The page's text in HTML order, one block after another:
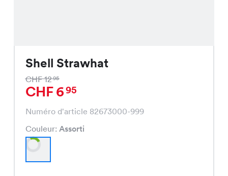
Shell Strawhat
CHF 1295
CHF 695
Numéro d'article 82673000-999
Couleur:Assorti